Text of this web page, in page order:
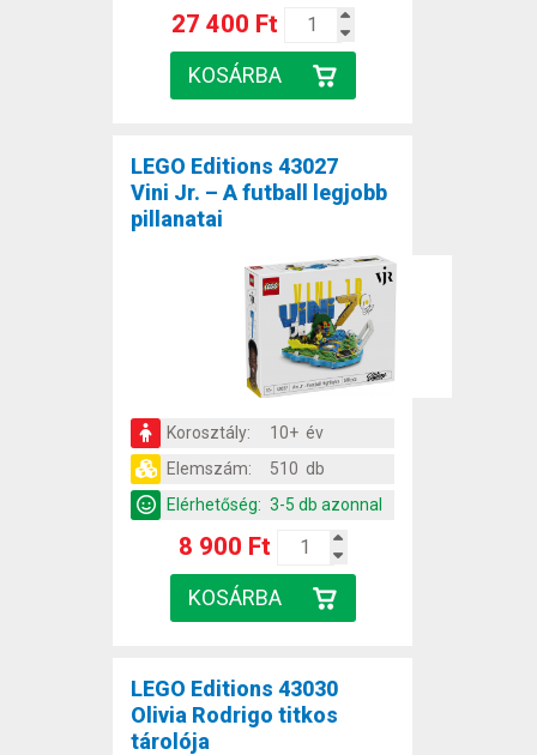
27 400 Ft
LEGO Editions 43027
Vini Jr. – A futball legjobb
pillanatai
Korosztály:
10+ év
Elemszám:
510 db
Elérhetőség: 3-5 db azonnal
8 900 Ft
LEGO Editions 43030
Olivia Rodrigo titkos
tárolója